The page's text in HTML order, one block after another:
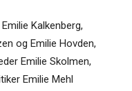
Kalkenberg,
og Emilie Hovden,
Emilie Skolmen,
Emilie Mehl